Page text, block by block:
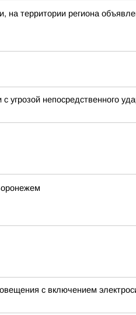
территории региона
угрозой непосредственного
с включением